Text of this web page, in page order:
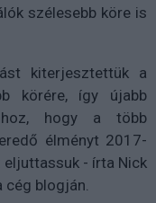
szélesebb köre is
kiterjesztettük a
körére, így újabb
hogy a több
élményt 2017-
- írta Nick
blogján.